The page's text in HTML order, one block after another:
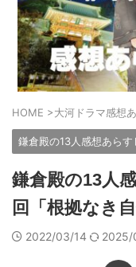
HOME >大河ドラマ感想
鎌倉殿の13人感想あらす
鎌倉殿の13人
回「根拠なき自
2022/03/14 2025/